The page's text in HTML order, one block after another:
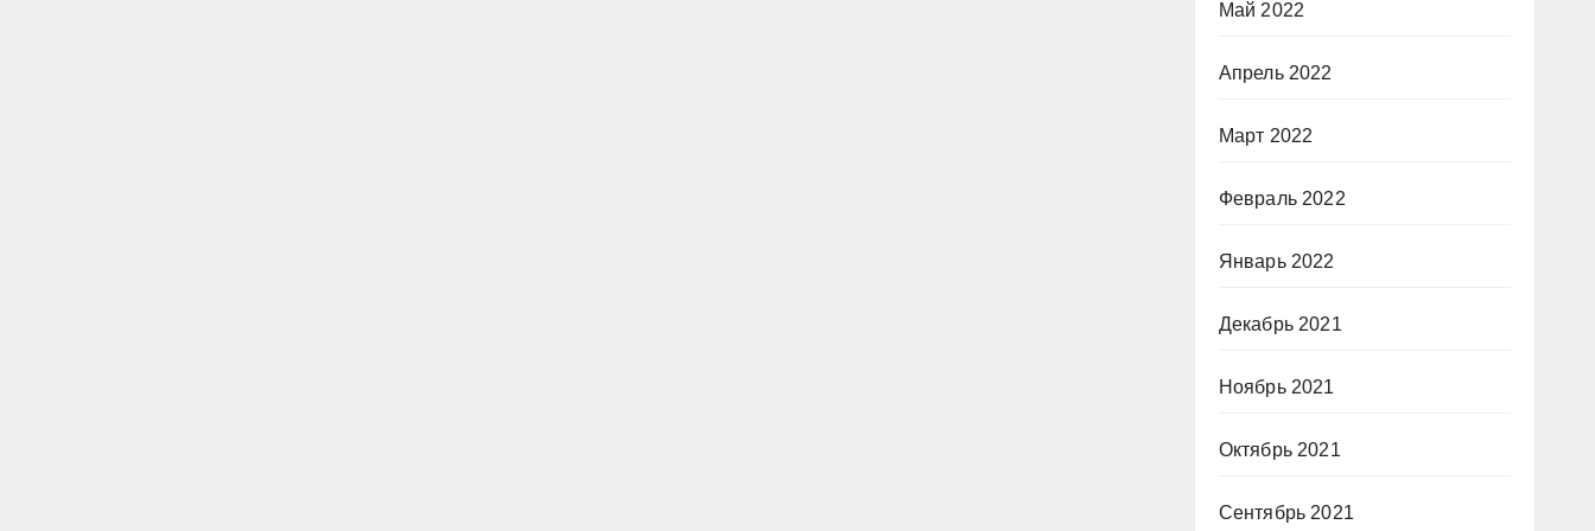
Май 2022
Апрель 2022
Март 2022
Февраль 2022
Январь 2022
Декабрь 2021
Ноябрь 2021
Октябрь 2021
Сентябрь 2021